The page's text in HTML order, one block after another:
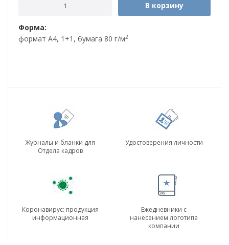
В корзину
Форма:
формат А4, 1+1, бумага 80 г/м2
Журналы и бланки для
Отдела кадров
Удостоверения личности
Коронавирус: продукция
информационная
Ежедневники с
нанесением логотипа
компании